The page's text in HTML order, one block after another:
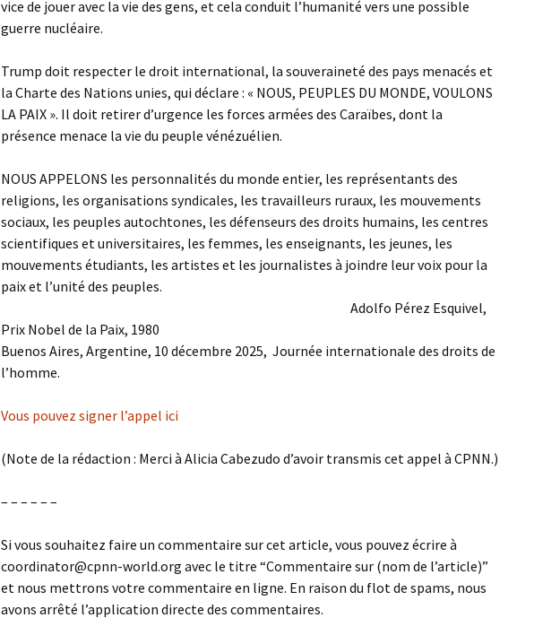
vice de jouer avec la vie des gens, et cela conduit l’humanité vers une possible
guerre nucléaire.
Trump doit respecter le droit international, la souveraineté des pays menacés et
la Charte des Nations unies, qui déclare : « NOUS, PEUPLES DU MONDE, VOULONS
LA PAIX ». Il doit retirer d’urgence les forces armées des Caraïbes, dont la
présence menace la vie du peuple vénézuélien.
NOUS APPELONS les personnalités du monde entier, les représentants des
religions, les organisations syndicales, les travailleurs ruraux, les mouvements
sociaux, les peuples autochtones, les défenseurs des droits humains, les centres
scientifiques et universitaires, les femmes, les enseignants, les jeunes, les
mouvements étudiants, les artistes et les journalistes à joindre leur voix pour la
paix et l’unité des peuples.
Adolfo Pérez Esquivel,
Prix Nobel de la Paix, 1980
Buenos Aires, Argentine, 10 décembre 2025, Journée internationale des droits de
l’homme.
Vous pouvez signer l’appel ici
(Note de la rédaction : Merci à Alicia Cabezudo d’avoir transmis cet appel à CPNN.)
– – – – – –
Si vous souhaitez faire un commentaire sur cet article, vous pouvez écrire à
coordinator@cpnn-world.org avec le titre “Commentaire sur (nom de l’article)”
et nous mettrons votre commentaire en ligne. En raison du flot de spams, nous
avons arrêté l’application directe des commentaires.